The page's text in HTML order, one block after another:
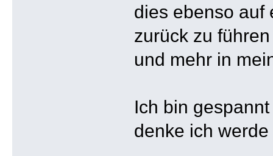
dies ebenso auf
zurück zu
und mehr in
Ich bin
denke ich